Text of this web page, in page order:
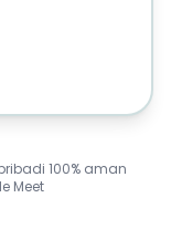
100% aman
Meet